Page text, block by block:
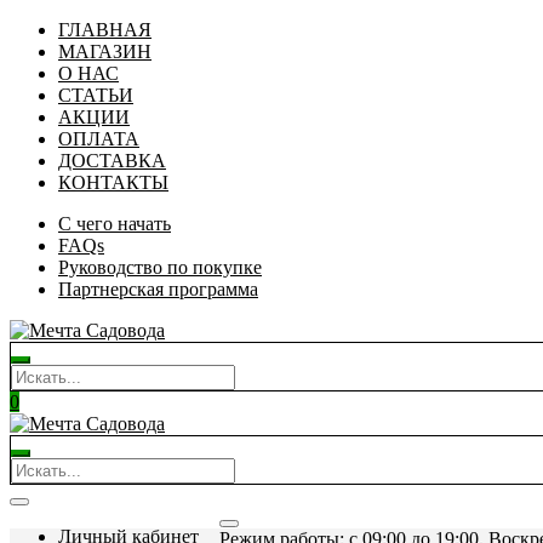
ГЛАВНАЯ
МАГАЗИН
О НАС
СТАТЬИ
АКЦИИ
ОПЛАТА
ДОСТАВКА
КОНТАКТЫ
С чего начать
FAQs
Руководство по покупке
Партнерская программа
0
Личный кабинет
Режим работы: c 09:00 до 19:00.